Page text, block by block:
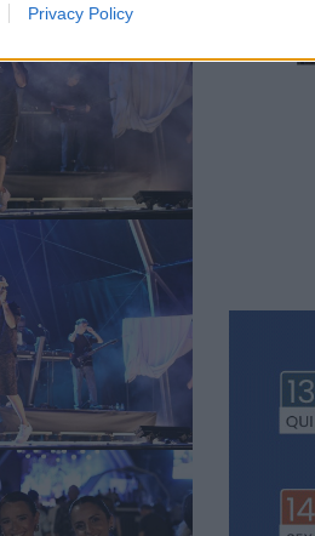
Privacy Policy